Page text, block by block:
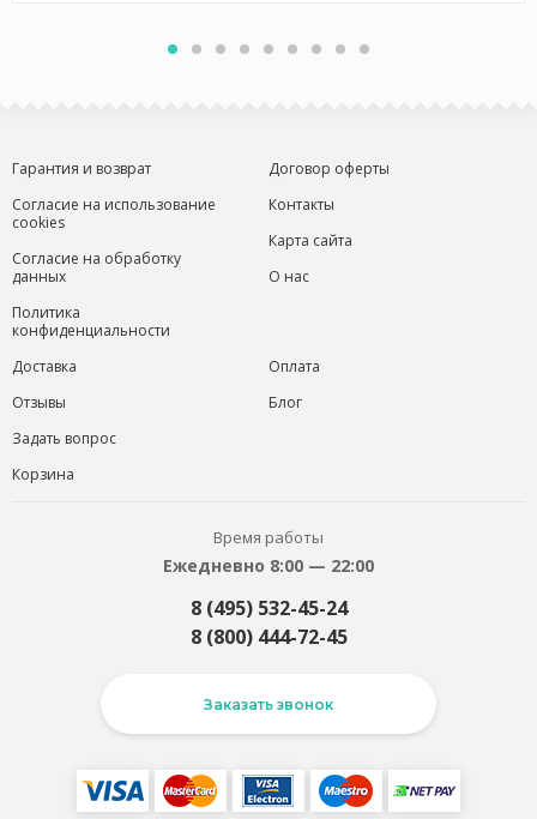
Гарантия и возврат
Согласие на использование
cookies
Согласие на обработку
данных
Политика
конфиденциальности
Договор оферты
Контакты
Карта сайта
О нас
Доставка
Отзывы
Задать вопрос
Корзина
Оплата
Блог
Время работы
Ежедневно 8:00 — 22:00
8 (495) 532-45-24
8 (800) 444-72-45
Заказать звонок